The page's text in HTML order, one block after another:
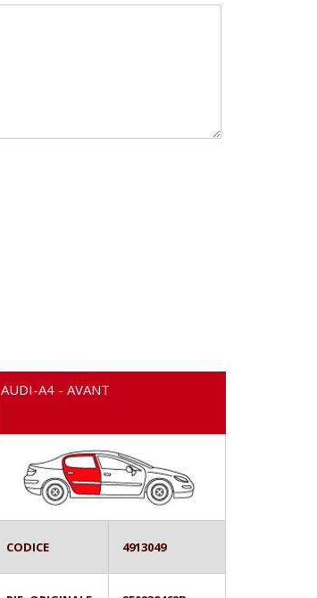
AUDI-A4 - AVANT
CODICE 4913049